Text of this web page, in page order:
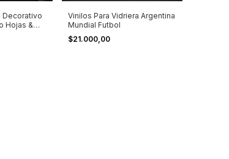
Decorativo
Hojas &
Vinilos Para Vidriera Argentina
Mundial Futbol
$21.000,00